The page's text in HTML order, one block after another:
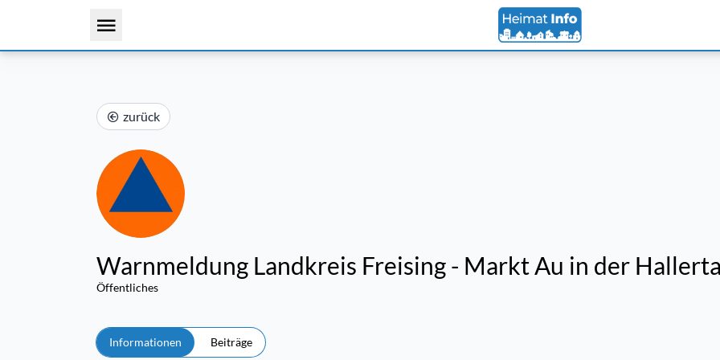
zurück
Warnmeldung Landkreis Freising - Markt Au in der
Öffentliches
Informationen Beiträge